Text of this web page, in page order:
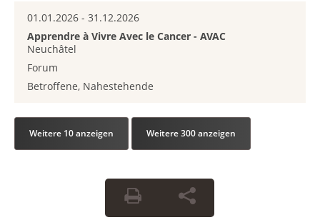
01.01.2026 - 31.12.2026
Apprendre à Vivre Avec le Cancer - AVAC
Neuchâtel
Forum
Betroffene, Nahestehende
Weitere 10 anzeigen Weitere 300 anzeigen